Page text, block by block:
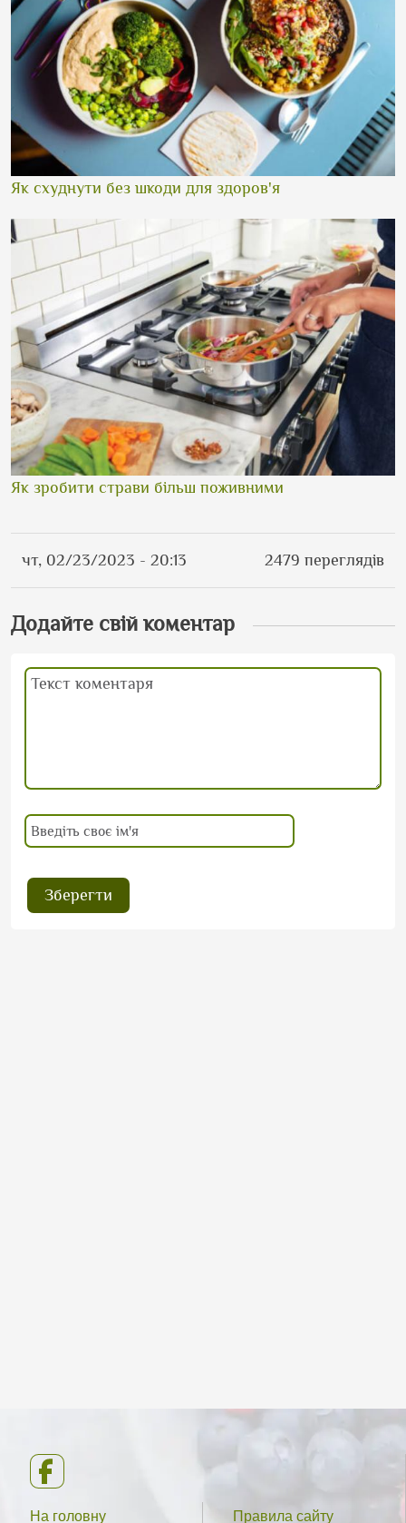
Як схуднути без шкоди для здоров'я
Як зробити страви більш поживними
чт, 02/23/2023 - 20:13 2479 переглядів
Додайте свій коментар
На головну Правила сайту